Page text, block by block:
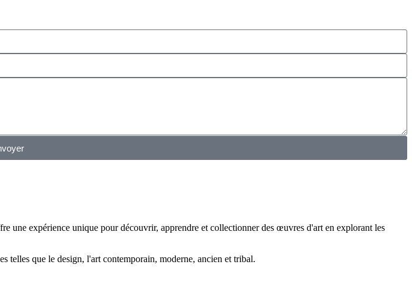
une expérience unique pour découvrir, apprendre et collectionner des œuvres d'art en explorant les
telles que le design, l'art contemporain, moderne, ancien et tribal.